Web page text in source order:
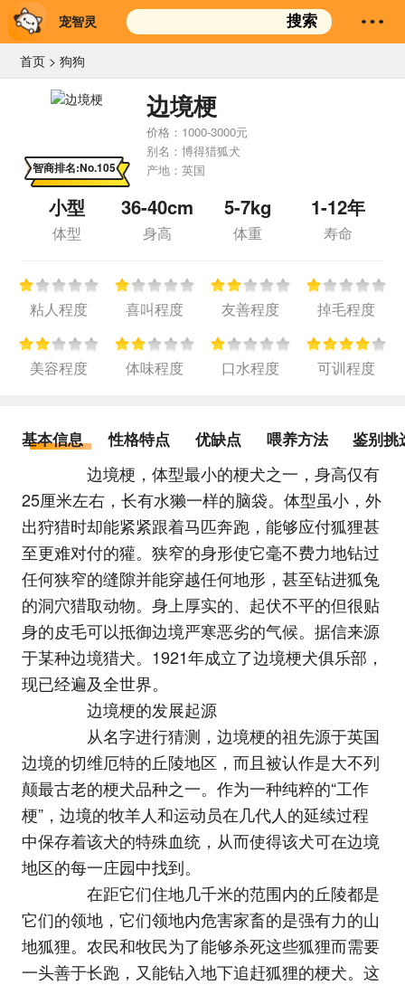
宠智灵 搜索
首页 >狗狗
智商排名:No.105
边境梗
价格： 1000-3000元
别名：博得猎狐犬
产地：英国
小型
体型
36-40cm
身高
5-7kg
体重
1-12年
寿命
粘人程度 喜叫程度 友善程度 掉毛程度
美容程度 体味程度 口水程度 可训程度
基本信息 性格特点 优缺点 喂养方法 鉴别挑
边境梗，体型最小的梗犬之一，身高仅有
25厘米左右，长有水獭一样的脑袋。体型虽小，外
出狩猎时却能紧紧跟着马匹奔跑，能够应付狐狸甚
至更难对付的獾。狭窄的身形使它毫不费力地钻过
任何狭窄的缝隙并能穿越任何地形，甚至钻进狐兔
的洞穴猎取动物。身上厚实的、起伏不平的但很贴
身的皮毛可以抵御边境严寒恶劣的气候。据信来源
于某种边境猎犬。1921年成立了边境梗犬俱乐部，
现已经遍及全世界。
边境梗的发展起源
从名字进行猜测，边境梗的祖先源于英国
边境的切维厄特的丘陵地区，而且被认作是大不列
颠最古老的梗犬品种之一。作为一种纯粹的“工作
梗”，边境的牧羊人和运动员在几代人的延续过程
中保存着该犬的特殊血统，从而使得该犬可在边境
地区的每一庄园中找到。
在距它们住地几千米的范围内的丘陵都是
它们的领地，它们领地内危害家畜的是强有力的山
地狐狸。农民和牧民为了能够杀死这些狐狸而需要
一头善于长跑，又能钻入地下追赶狐狸的梗犬。这